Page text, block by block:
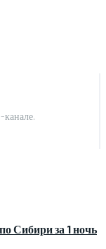
Сибири за 1 ночь